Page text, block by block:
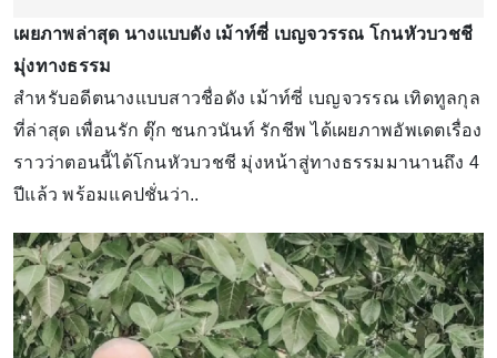
เผยภาพล่าสุด นางแบบดัง เม้าท์ซี่ เบญจวรรณ โกนหัวบวชชี
มุ่งทางธรรม
สำหรับอดีตนางแบบสาวชื่อดัง เม้าท์ซี่ เบญจวรรณ เทิดทูลกุล
ที่ล่าสุด เพื่อนรัก ตุ๊ก ชนกวนันท์ รักชีพ ได้เผยภาพอัพเดตเรื่อง
ราวว่าตอนนี้ได้โกนหัวบวชชี มุ่งหน้าสู่ทางธรรมมานานถึง 4
ปีแล้ว พร้อมแคปชั่นว่า..